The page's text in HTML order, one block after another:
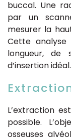
buccal. Une
par un
mesurer la
Cette
longueur, de
d’insertion idéal.
L’extraction
possible.
osseuses